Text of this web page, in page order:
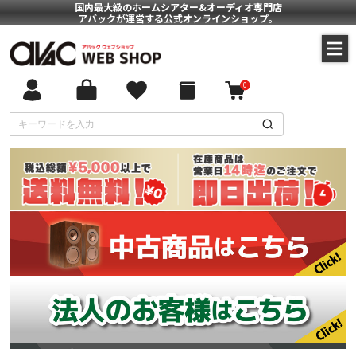
国内最大級のホームシアター&オーディオ専門店
アバックが運営する公式オンラインショップ。
0